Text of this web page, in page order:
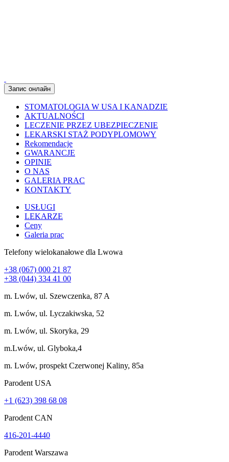
Запис онлайн
STOMATOLOGIA W USA I KANADZIE
AKTUALNOŚCI
LECZENIE PRZEZ UBEZPIECZENIE
LEKARSKI STAŻ PODYPLOMOWY
Rekomendacje
GWARANCJE
OPINIE
O NAS
GALERIA PRAC
KONTAKTY
USŁUGI
LEKARZE
Ceny
Galeria prac
Telefony wielokanałowe dla Lwowa
+38 (067) 000 21 87
+38 (044) 334 41 00
m. Lwów, ul. Szewczenka, 87 A
m. Lwów, ul. Lyczakiwska, 52
m. Lwów, ul. Skoryka, 29
m.Lwów, ul. Glyboka,4
m. Lwów, prospekt Czerwonej Kaliny, 85a
Parodent USА
+1 (623) 398 68 08
Parodent CAN
416-201-4440
Parodent Warszawa